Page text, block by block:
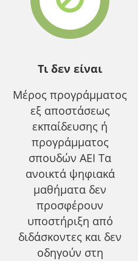
Τι δεν είναι
Μέρος προγράμματος
εξ αποστάσεως
εκπαίδευσης ή
προγράμματος
σπουδών ΑΕΙ Τα
ανοικτά ψηφιακά
μαθήματα δεν
προσφέρουν
υποστήριξη από
διδάσκοντες και δεν
οδηγούν στη